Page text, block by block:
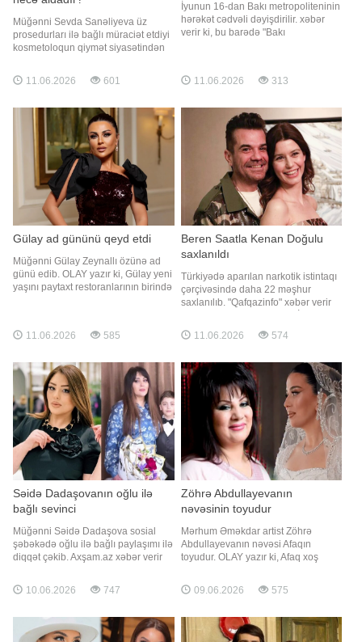
Müğənni Sevda Sanəliyeva üz
prosedurları ilə bağlı müraciət etdiyi
kosmetoloqun qiymət siyasətindən
xəbər verir ki, sənətçi bununla bağlı
sosial şəbəkə hesabında paylaşım
çağırıb. Sevda Sanəliyevanın
sözlərinə görə, eyni prosedu
11.06.2026 601
İyunun 16-dan Bakı metropoliteninin
hərəkət cədvəli dəyişdirilir. xəbər
verir ki, bu barədə "Bakı
müntəzəm tədris prosesinin başa
dövrünün başlanması ilə əlaqəda
11.06.2026 313
Gülay ad gününü qeyd etdi
Müğənni Gülay Zeynallı özünə ad
günü edib. OLAY yazır ki, Gülay yeni
yaşını paytaxt restoranlarının birində
11.06.2026
585
Beren Saatla Kenan Doğulu
saxlanıldı
Türkiyədə aparılan narkotik istintaqı
çərçivəsində daha 22 məşhur
saxlanılıb. "Qafqazinfo" xəbər verir
məlumat yayıb. Bildirilib ki, onların
arasında Kenan Doğulu və həyat
Kerimcan Durmaz, həmçinin Berdan
Mardini var. Qeyd edə
11.06.2026 574
Səidə Dadaşovanın oğlu ilə
bağlı sevinci
Müğənni Səidə Dadaşova sosial
şəbəkədə oğlu ilə bağlı paylaşımı ilə
diqqət çəkib. Axşam.az xəbər verir
mərhələsini başa vurduğunu
bildirərək sevincini izləyiciləri ilə
böyüdün. Atam, anamın həyatı,
Allahdan gələn hüzurum. 4-ü bitirdik
10.06.2026 747
Zöhrə Abdullayevanın
nəvəsinin toyudur
Mərhum Əməkdar artist Zöhrə
Abdullayevanın nəvəsi Afaqın
toyudur. OLAY yazır ki, Afaq xoş
Kəngərli paylaşıb
09.06.2026 575